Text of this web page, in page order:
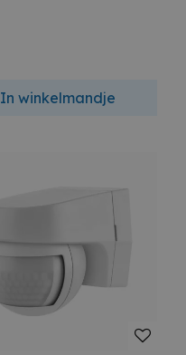
In winkelmandje